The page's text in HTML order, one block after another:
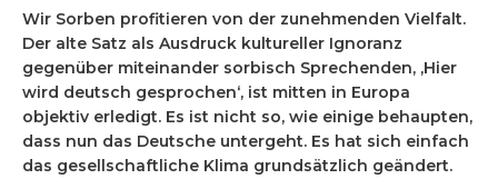
Wir Sorben profitieren von der zunehmenden Vielfalt.
Der alte Satz als Ausdruck kultureller Ignoranz
gegenüber miteinander sorbisch Sprechenden, ,Hier
wird deutsch gesprochen‘, ist mitten in Europa
objektiv erledigt. Es ist nicht so, wie einige behaupten,
dass nun das Deutsche untergeht. Es hat sich einfach
das gesellschaftliche Klima grundsätzlich geändert.